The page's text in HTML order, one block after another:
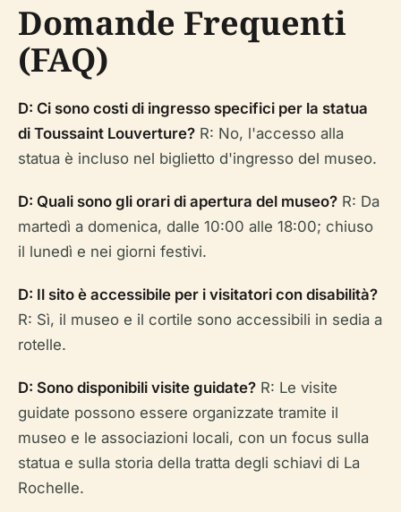
Domande Frequenti
(FAQ)
D: Ci sono costi di ingresso specifici per la statua
di Toussaint Louverture? R: No, l'accesso alla
statua è incluso nel biglietto d'ingresso del museo.
D: Quali sono gli orari di apertura del museo? R: Da
martedì a domenica, dalle 10:00 alle 18:00; chiuso
il lunedì e nei giorni festivi.
D: Il sito è accessibile per i visitatori con disabilità?
R: Sì, il museo e il cortile sono accessibili in sedia a
rotelle.
D: Sono disponibili visite guidate? R: Le visite
guidate possono essere organizzate tramite il
museo e le associazioni locali, con un focus sulla
statua e sulla storia della tratta degli schiavi di La
Rochelle.